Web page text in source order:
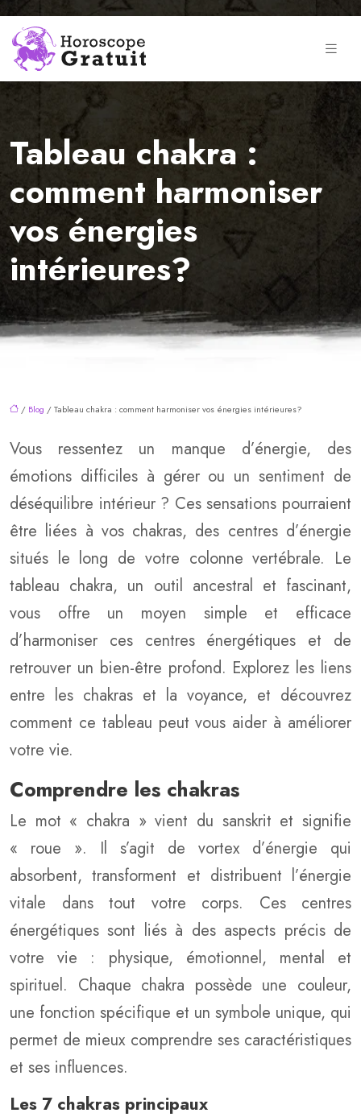
Tableau chakra :
comment harmoniser
vos énergies
intérieures?
/ Blog / Tableau chakra : comment harmoniser vos énergies intérieures?
Vous ressentez un manque d’énergie, des
émotions difficiles à gérer ou un sentiment de
déséquilibre intérieur ? Ces sensations pourraient
être liées à vos chakras, des centres d’énergie
situés le long de votre colonne vertébrale. Le
tableau chakra, un outil ancestral et fascinant,
vous offre un moyen simple et efficace
d’harmoniser ces centres énergétiques et de
retrouver un bien-être profond. Explorez les liens
entre les chakras et la voyance, et découvrez
comment ce tableau peut vous aider à améliorer
votre vie.
Comprendre les chakras
Le mot « chakra » vient du sanskrit et signifie
« roue ». Il s’agit de vortex d’énergie qui
absorbent, transforment et distribuent l’énergie
vitale dans tout votre corps. Ces centres
énergétiques sont liés à des aspects précis de
votre vie : physique, émotionnel, mental et
spirituel. Chaque chakra possède une couleur,
une fonction spécifique et un symbole unique, qui
permet de mieux comprendre ses caractéristiques
et ses influences.
Les 7 chakras principaux